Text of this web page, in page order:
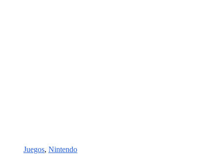
Juegos, Nintendo